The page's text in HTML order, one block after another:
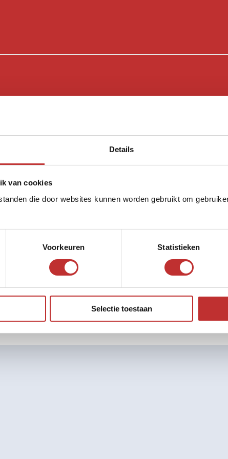
Details
van cookies
die door websites kunnen worden gebruikt om
Voorkeuren Statistieken
Selectie toestaan